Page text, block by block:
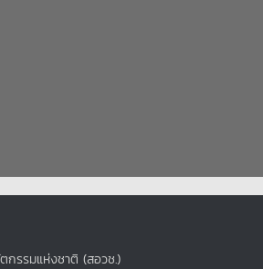
กรรมแห่งชาติ (สอวช.)